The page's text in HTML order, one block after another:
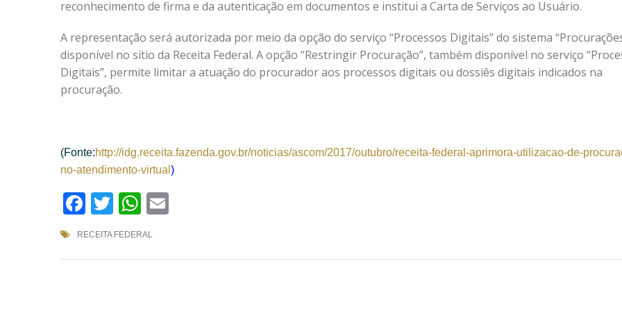
reconhecimento de firma e da autenticação em documentos e institui a Carta de Serviços ao Usuário.
A representação será autorizada por meio da opção do serviço “Processos Digitais” do sistema
disponível no sítio da Receita Federal. A opção “Restringir Procuração”, também disponível no serviço
Digitais”, permite limitar a atuação do procurador aos processos digitais ou dossiês digitais indicados na
procuração.
(Fonte:http://idg.receita.fazenda.gov.br/noticias/ascom/2017/outubro/receita-federal-aprimora-utilizacao-de-
no-atendimento-virtual )
Facebook
TwitterWhatsApp
RECEITA FEDERAL